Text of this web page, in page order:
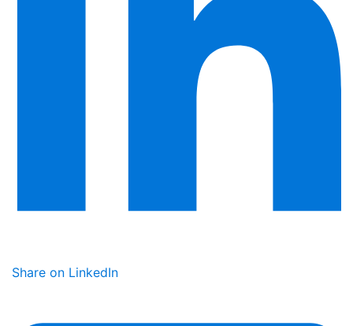
Share on LinkedIn